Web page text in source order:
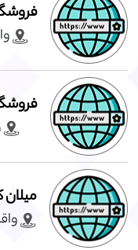
میلان